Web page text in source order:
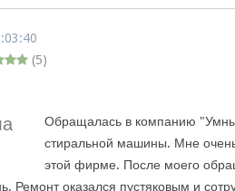
(5)
Обращалась в компанию
стиральной машины. Мне
этой фирме. После моего
Ремонт оказался пустяковым и